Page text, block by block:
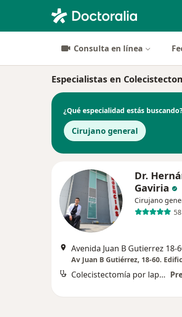
Consulta en línea
Especialistas en
¿Qué especialidad estás
Cirujano general
Dr.
Gaviria
Cirujano
Avenida Juan B Gutierrez 18-
Colecistectomía por laparoscopia